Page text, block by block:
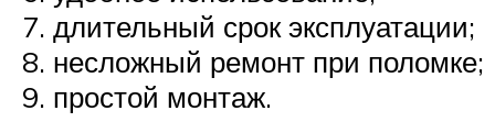
длительный срок эксплуатации;
несложный ремонт при поломке;
простой монтаж.